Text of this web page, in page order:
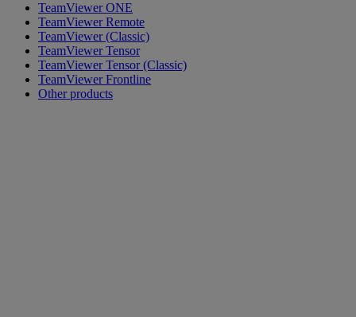
TeamViewer ONE
TeamViewer Remote
TeamViewer (Classic)
TeamViewer Tensor
TeamViewer Tensor (Classic)
TeamViewer Frontline
Other products